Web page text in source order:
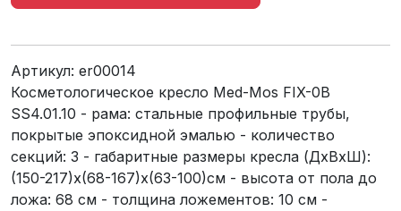
Артикул: er00014
Косметологическое кресло Med-Mos FIX-0B
SS4.01.10 - рама: стальные профильные трубы,
покрытые эпоксидной эмалью - количество
секций: 3 - габаритные размеры кресла (ДхВхШ):
(150-217)х(68-167)х(63-100)см - высота от пола до
ложа: 68 см - толщина ложементов: 10 см -